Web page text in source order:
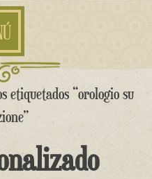
etiquetados “orologio su